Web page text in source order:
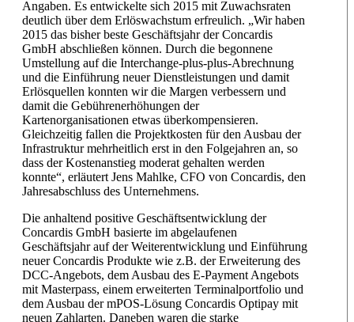
Angaben. Es entwickelte sich 2015 mit Zuwachsraten
deutlich über dem Erlöswachstum erfreulich. „Wir haben
2015 das bisher beste Geschäftsjahr der Concardis
GmbH abschließen können. Durch die begonnene
Umstellung auf die Interchange-plus-plus-Abrechnung
und die Einführung neuer Dienstleistungen und damit
Erlösquellen konnten wir die Margen verbessern und
damit die Gebührenerhöhungen der
Kartenorganisationen etwas überkompensieren.
Gleichzeitig fallen die Projektkosten für den Ausbau der
Infrastruktur mehrheitlich erst in den Folgejahren an, so
dass der Kostenanstieg moderat gehalten werden
konnte“, erläutert Jens Mahlke, CFO von Concardis, den
Jahresabschluss des Unternehmens.
Die anhaltend positive Geschäftsentwicklung der
Concardis GmbH basierte im abgelaufenen
Geschäftsjahr auf der Weiterentwicklung und Einführung
neuer Concardis Produkte wie z.B. der Erweiterung des
DCC-Angebots, dem Ausbau des E-Payment Angebots
mit Masterpass, einem erweiterten Terminalportfolio und
dem Ausbau der mPOS-Lösung Concardis Optipay mit
neuen Zahlarten. Daneben waren die starke